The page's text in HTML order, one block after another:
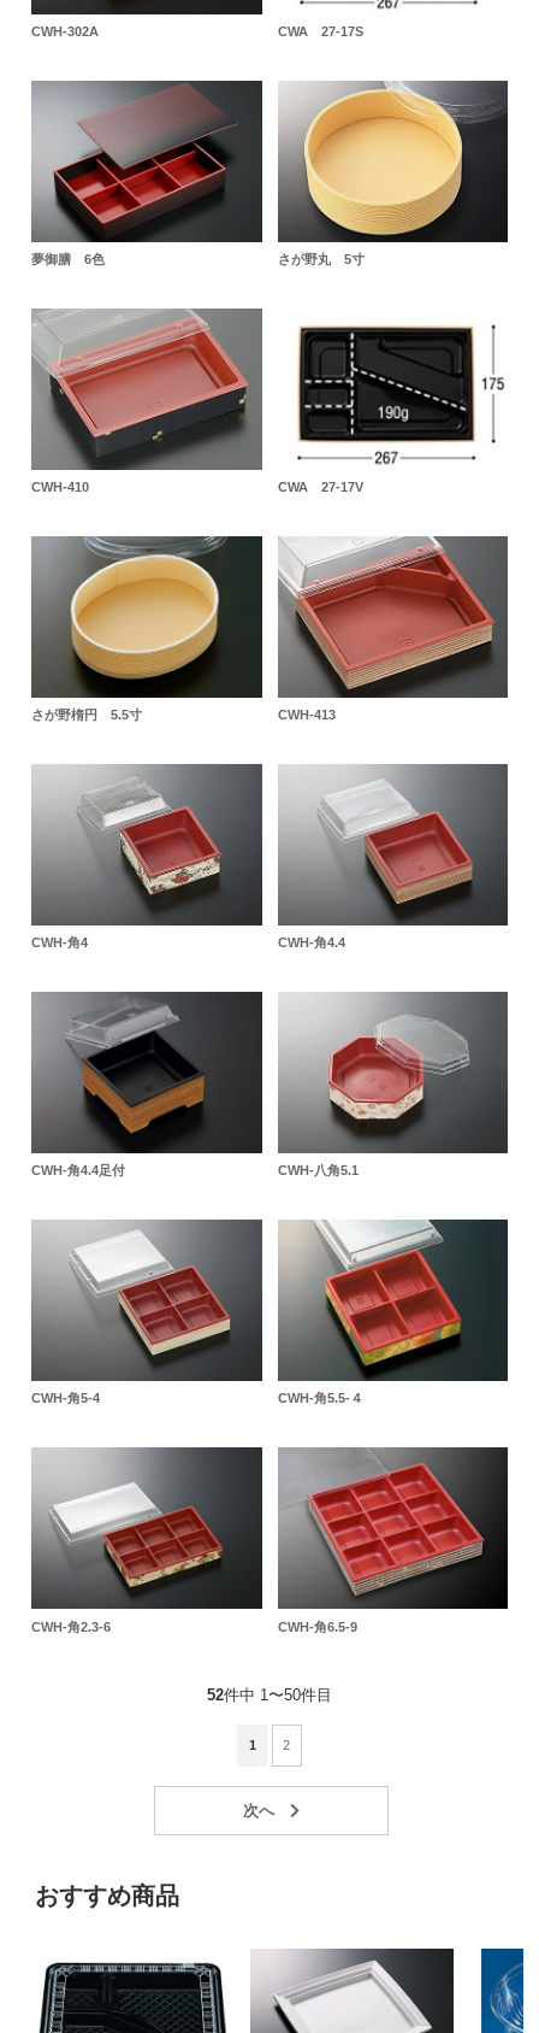
CWH-302A CWA 27-17S
夢御膳 6色 さが野丸 5寸
CWH-410 CWA 27-17V
さが野楕円 5.5寸 CWH-413
CWH-角4 CWH-角4.4
CWH-角4.4足付 CWH-八角5.1
CWH-角5-4 CWH-角5.5-４
CWH-角2.3-6 CWH-角6.5-9
52件中 1〜50件目
1 2
おすすめ商品